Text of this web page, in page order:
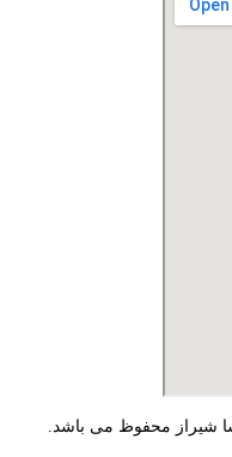
شیراز محفوظ می باشد.